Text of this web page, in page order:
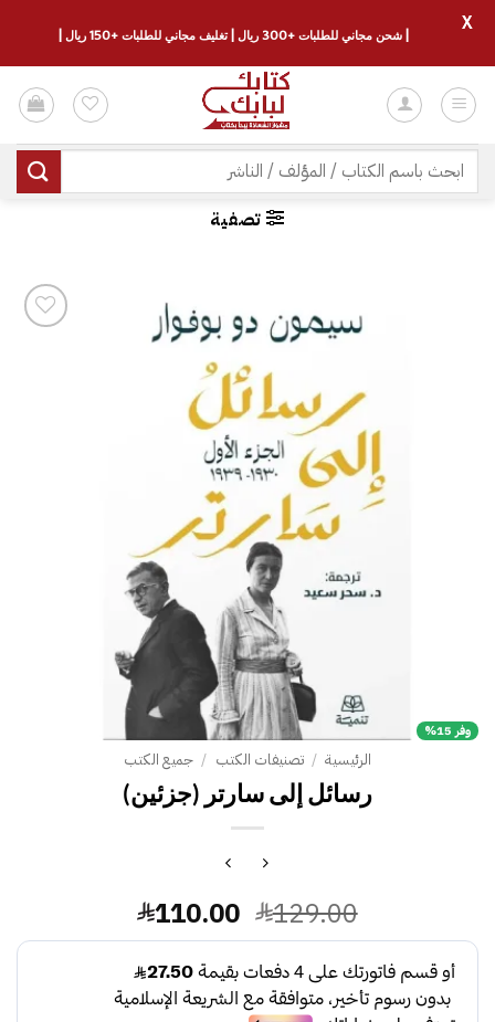
للمحتوى
البحث
عن:
تصفية
وفر 15%
الرئيسية / تصنيفات الكتب / جميع الكتب
رسائل إلى سارتر (جزئين)
129.00 السعر
الأصلي
هو:
129.00.
110.00 السعر
الحالي
هو:
110.00.
| شحن مجاني للطلبات +300 ريال | تغليف مجاني للطلبات +150 ريال |
X